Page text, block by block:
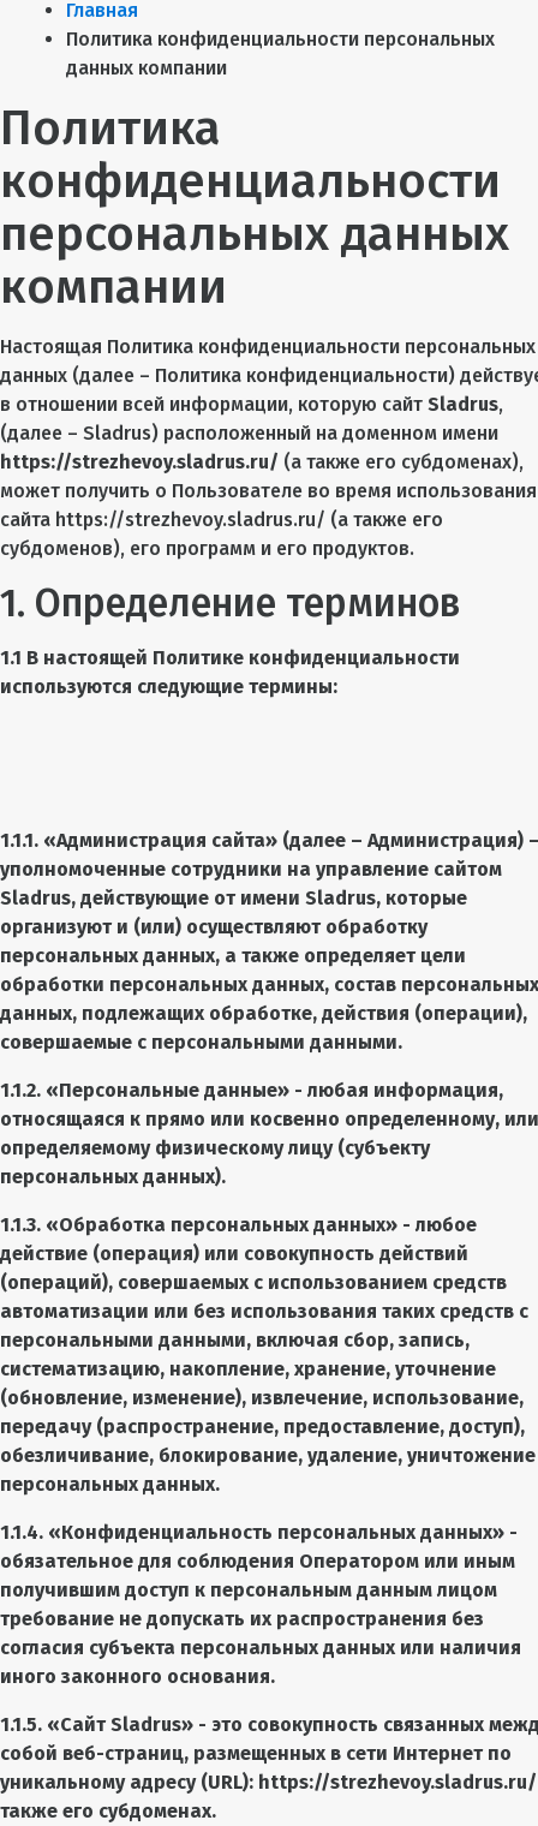
Главная
Политика конфиденциальности персональных
данных компании
Политика
конфиденциальности
персональных данных
компании
Настоящая Политика конфиденциальности персональных
данных (далее – Политика конфиденциальности)
в отношении всей информации, которую сайт Sladrus,
(далее – Sladrus) расположенный на доменном имени
https://strezhevoy.sladrus.ru/ (а также его субдоменах),
может получить о Пользователе во время использования
сайта https://strezhevoy.sladrus.ru/ (а также его
субдоменов), его программ и его продуктов.
1. Определение терминов
1.1 В настоящей Политике конфиденциальности
используются следующие термины:
1.1.1. «Администрация сайта» (далее – Администрация)
уполномоченные сотрудники на управление сайтом
Sladrus, действующие от имени Sladrus, которые
организуют и (или) осуществляют обработку
персональных данных, а также определяет цели
обработки персональных данных, состав персональных
данных, подлежащих обработке, действия (операции),
совершаемые с персональными данными.
1.1.2. «Персональные данные» - любая информация,
относящаяся к прямо или косвенно определенному, или
определяемому физическому лицу (субъекту
персональных данных).
1.1.3. «Обработка персональных данных» - любое
действие (операция) или совокупность действий
(операций), совершаемых с использованием средств
автоматизации или без использования таких средств с
персональными данными, включая сбор, запись,
систематизацию, накопление, хранение, уточнение
(обновление, изменение), извлечение, использование,
передачу (распространение, предоставление, доступ),
обезличивание, блокирование, удаление, уничтожение
персональных данных.
1.1.4. «Конфиденциальность персональных данных» -
обязательное для соблюдения Оператором или иным
получившим доступ к персональным данным лицом
требование не допускать их распространения без
согласия субъекта персональных данных или наличия
иного законного основания.
1.1.5. «СайтSladrus» - это совокупность связанных
собой веб-страниц, размещенных в сети Интернет по
уникальному адресу (URL): https://strezhevoy.sladrus.ru/
также его субдоменах.